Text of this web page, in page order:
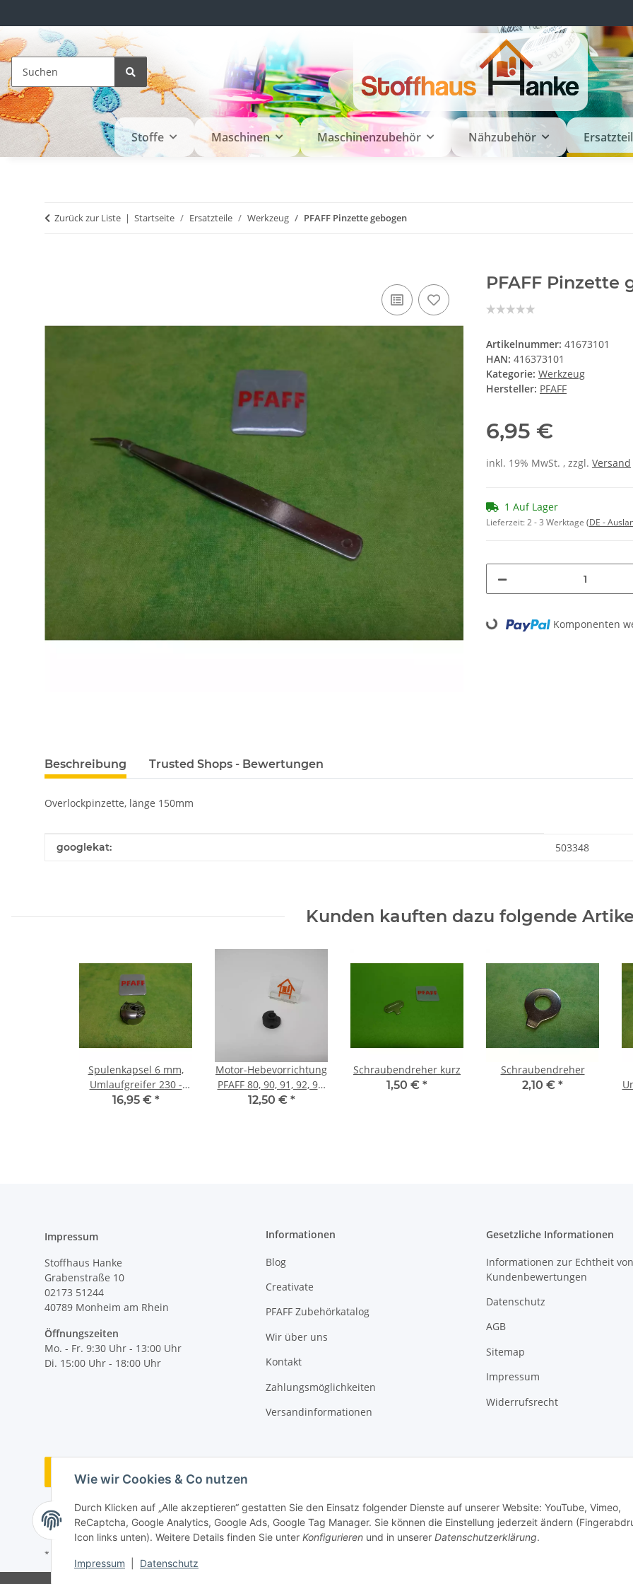
Wie wir Cookies & Co nutzen
Durch Klicken auf „Alle akzeptieren“ gestatten Sie den Einsatz folgender Dienste auf unserer Website: YouTube, Vimeo,
ReCaptcha, Google Analytics, Google Ads, Google Tag Manager. Sie können die Einstellung jederzeit ändern
Icon links unten). Weitere Details finden Sie unter Konfigurieren und in unserer Datenschutzerklärung.
Impressum Datenschutz
Stoffe Maschinen Maschinenzubehör Nähzubehör
Zurück zur Liste Startseite Ersatzteile Werkzeug PFAFF Pinzette gebogen
PFAFF Pinzette
Artikelnummer: 41673101
HAN: 416373101
Kategorie: Werkzeug
Hersteller: PFAFF
6,95 €
inkl. 19% MwSt. , zzgl. Versand
1 Auf Lager
Lieferzeit:2 - 3 Werktage (DE -
Loading... Komponenten
Beschreibung Trusted Shops - Bewertungen
Overlockpinzette, länge 150mm
Produkteigenschaft
Wert
googlekat: 503348
Kunden kauften dazu folgende
Spulenkapsel 6 mm,
Umlaufgreifer 230 -
362, 90 - 97, select 2.0 -
16,95 € *
Motor-Hebevorrichtung
PFAFF 80, 90, 91, 92, 93,
94, 95, 96, 97 NEU
12,50 € *
Schraubendreher kurz
1,50 € *
Schraubendreher
2,10 € *
Impressum
Stoffhaus Hanke
Grabenstraße 10
02173 51244
40789 Monheim am Rhein
Öffnungszeiten
Mo. - Fr. 9:30 Uhr - 13:00 Uhr
Di. 15:00 Uhr - 18:00 Uhr
Informationen
Blog
Creativate
PFAFF Zubehörkatalog
Wir über uns
Kontakt
Zahlungsmöglichkeiten
Versandinformationen
Gesetzliche Informationen
Informationen zur Echtheit von
Kundenbewertungen
Datenschutz
AGB
Sitemap
Impressum
Widerrufsrecht
Vertrag widerrufen
* Alle Preise inkl. gesetzlicher MwSt., zzgl.